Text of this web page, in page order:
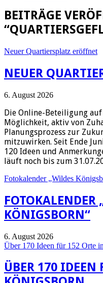
BEITRÄGE
Neuer Quartiersplatz eröffnet
NEUER
6. August 2026
Die Online-Beteiligung auf
Möglichkeit, aktiv von
Planungsprozess zur
mitzuwirken. Seit Ende
120 Ideen und
läuft noch bis zum
Fotokalender „Wildes
FOTOKALENDER
KÖNIGSBORN“
6. August 2026
Über 170 Ideen für 152 Orte
ÜBER 170 IDEEN